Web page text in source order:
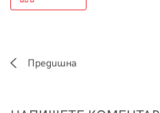
Предишна